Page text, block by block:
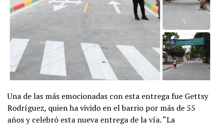
Una de las más emocionadas con esta entrega fue Gettsy
Rodríguez, quien ha vivido en el barrio por más de 55
años y celebró esta nueva entrega de la vía. “La